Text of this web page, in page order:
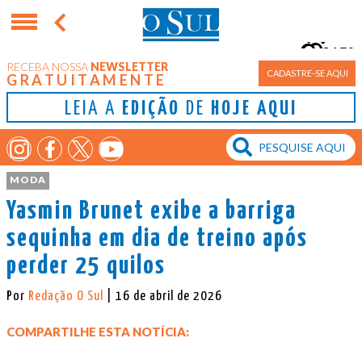
RECEBA NOSSA NEWSLETTER
GRATUITAMENTE CADASTRE-SE AQUI
LEIA A EDIÇÃO DE HOJE AQUI
Porto Alegre
15°
MODA
Yasmin Brunet exibe a barriga
sequinha em dia de treino após
perder 25 quilos
Por Redação O Sul | 16 de abril de 2026
COMPARTILHE ESTA NOTÍCIA: